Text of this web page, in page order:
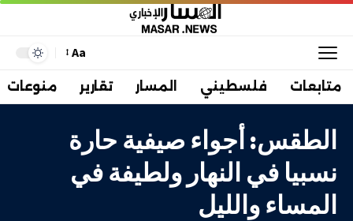
Aa
متابعات فلسطيني المسار تقارير منوعات
الطقس: أجواء صيفية حارة
نسبيا في النهار ولطيفة في
المساء والليل